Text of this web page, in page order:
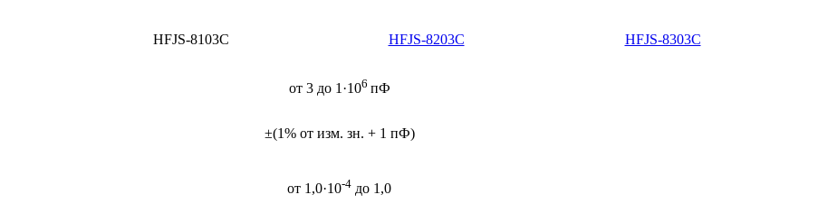
HFJS-8103C HFJS-8203C HFJS-8303C
от 3 до 1·106 пФ
±(1% от изм. зн. + 1 пФ)
от 1,0·10-4 до 1,0